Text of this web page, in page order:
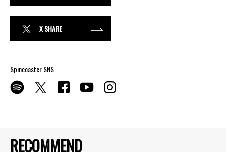
RECOMMEND
X SHARE
Spincoaster SNS